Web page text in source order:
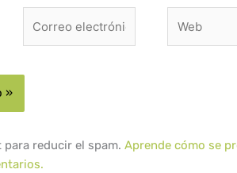
electrónico*
para reducir el spam.Aprende cómo se